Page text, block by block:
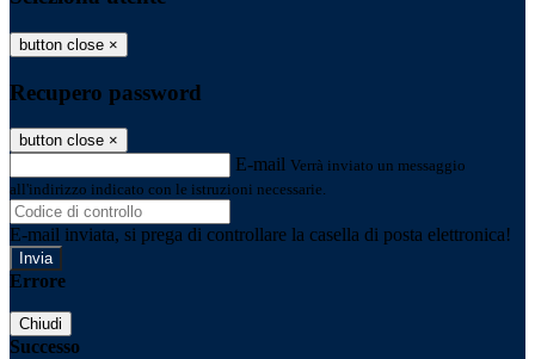
button close ×
Recupero password
button close ×
E-mail Verrà inviato un messaggio
all'indirizzo indicato con le istruzioni necessarie.
E-mail inviata, si prega di controllare la casella di posta elettronica!
Errore
Chiudi
Successo